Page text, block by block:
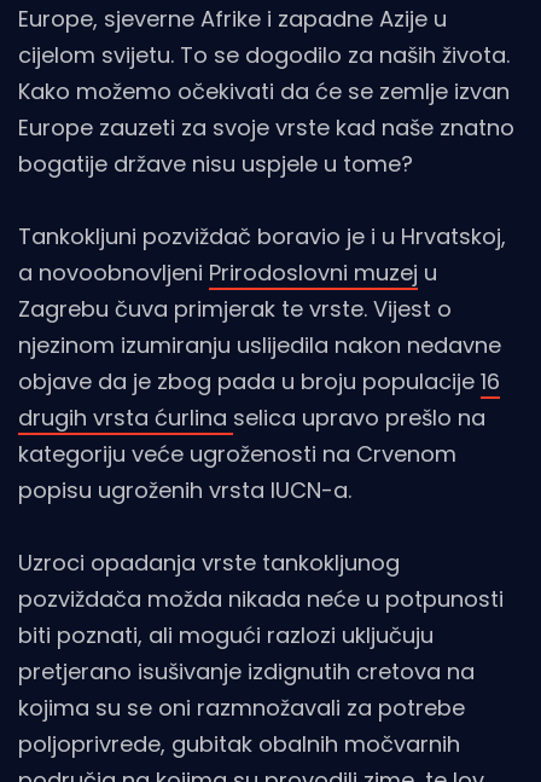
Europe, sjeverne Afrike i zapadne Azije u
cijelom svijetu. To se dogodilo za naših života.
Kako možemo očekivati da će se zemlje izvan
Europe zauzeti za svoje vrste kad naše znatno
bogatije države nisu uspjele u tome?
Tankokljuni pozviždač boravio je i u Hrvatskoj,
a novoobnovljeni Prirodoslovni muzej u
Zagrebu čuva primjerak te vrste. Vijest o
njezinom izumiranju uslijedila nakon nedavne
objave da je zbog pada u broju populacije 16
drugih vrsta ćurlina selica upravo prešlo na
kategoriju veće ugroženosti na Crvenom
popisu ugroženih vrsta IUCN-a.
Uzroci opadanja vrste tankokljunog
pozviždača možda nikada neće u potpunosti
biti poznati, ali mogući razlozi uključuju
pretjerano isušivanje izdignutih cretova na
kojima su se oni razmnožavali za potrebe
poljoprivrede, gubitak obalnih močvarnih